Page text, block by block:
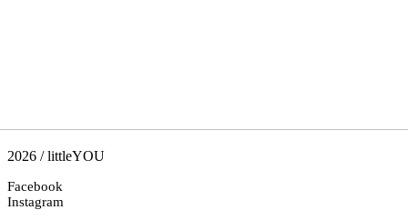
2026 / littleYOU
Facebook
Instagram